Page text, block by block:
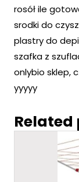
rosół ile
srodki do
plastry do
szafka z
onlybio sklep,
yyyyy